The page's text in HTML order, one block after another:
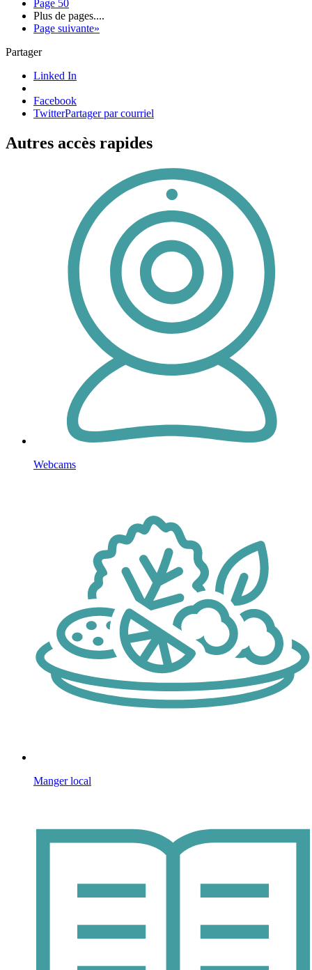
Page 50
Plus de pages....
Page suivante»
Partager
Linked In
Facebook
TwitterPartager par courriel
Autres accès rapides
Webcams
Manger local